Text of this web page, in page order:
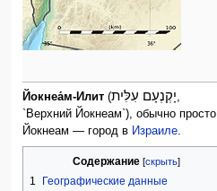
Йокнеа́м-Илит (יָקְנְעָם עִלִּית,
`Верхний Йокнеам`), обычно просто
Йокнеам — город в Израиле.
Содержание
1
Географические данные